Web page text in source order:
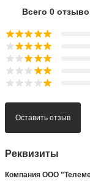
Всего 0
Оставить отзыв
Реквизиты
Компания ООО